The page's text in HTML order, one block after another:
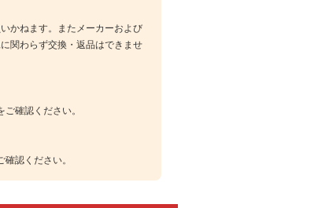
かねます。またメーカーおよび
関わらず交換・返品はできませ
ご確認ください。
確認ください。